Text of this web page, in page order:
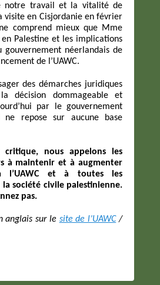
notre travail et la vitalité de
visite en Cisjordanie en février
comprend mieux que Mme
Palestine et les implications
gouvernement néerlandais de
de l’UAWC.
des démarches juridiques
décision dommageable et
par le gouvernement
ne repose sur aucune base
critique, nous appelons les
à maintenir et à augmenter
l’UAWC et à toutes les
la société civile palestinienne.
pas.
anglais sur le site de l’UAWC/